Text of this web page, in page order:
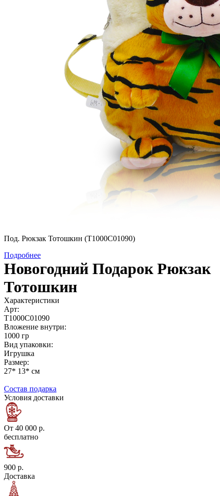
Под. Рюкзак Тотошкин (Т1000С01090)
Подробнее
Новогодний Подарок Рюкзак
Тотошкин
Характеристики
Арт:
Т1000С01090
Вложение внутри:
1000 гр
Вид упаковки:
Игрушка
Размер:
27* 13* см
Состав подарка
Условия доставки
От 40 000 р.
бесплатно
900 р.
Доставка